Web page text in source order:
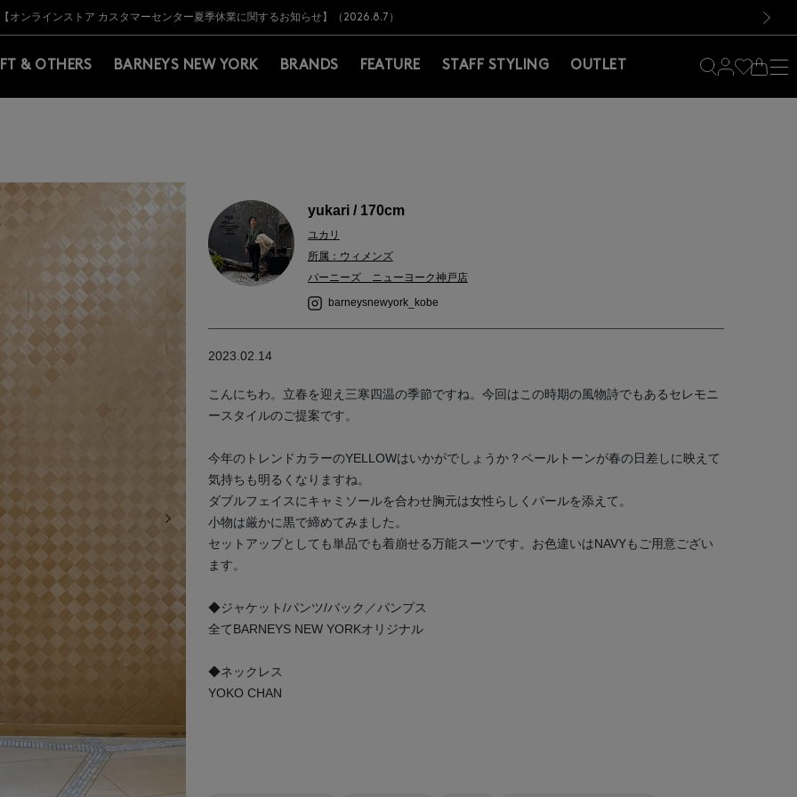
BARNEYS＞会員のお客様は11,000円（税込）以上のお買上げで常時送料無料！お買い物の際は会員登録を！
【夏季休業に伴う出荷一時停止のお知らせ】(2026.8.7)
【オンラインストア カスタマーセンター夏季休業に関するお知らせ】（2026.8.7）
【夏季休業に伴う返品・交換承り一時停止のお知らせ】（2026.8.5）
熊本県を中心とした地震の影響によるお荷物のお届けについて
【開催中】SUMMER SALEのご案内・ご注意事項
BARNEYS＞会員のお客様は11,000円（税込）以上のお買上げで常時送料無料！お買い物の際は会員登録を！
【夏季休業に伴う出荷一時停止のお知らせ】(2026.8.7)
& OTHERS BARNEYS NEW YORK BRANDS FEATURE STAFF STYLING OUTLET
yukari / 170cm
ユカリ
所属：ウィメンズ
バーニーズ ニューヨーク神戸店
barneysnewyork_kobe
2023.02.14
こんにちわ。立春を迎え三寒四温の季節ですね。今回はこの時期の風物詩でもあるセレモニ
ースタイルのご提案です。
今年のトレンドカラーのYELLOWはいかがでしょうか？ペールトーンが春の日差しに映えて
気持ちも明るくなりますね。
ダブルフェイスにキャミソールを合わせ胸元は女性らしくパールを添えて。
小物は厳かに黒で締めてみました。
セットアップとしても単品でも着崩せる万能スーツです。お色違いはNAVYもご用意ござい
ます。
◆ジャケット/パンツ/バック／パンプス
全てBARNEYS NEW YORKオリジナル
◆ネックレス
YOKO CHAN